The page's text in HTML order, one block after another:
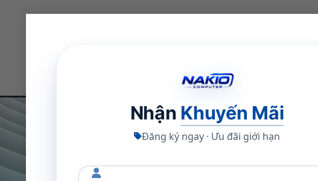
Nhận Khuyến Mãi
Đăng ký ngay · Ưu đãi giới hạn